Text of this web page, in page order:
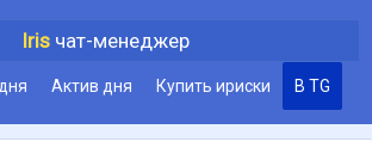
Irisчат-менеджер
Актив дня Купить ириски В TG